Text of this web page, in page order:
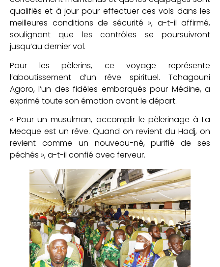
qualifiés et à jour pour effectuer ces vols dans les
meilleures conditions de sécurité », a-t-il affirmé,
soulignant que les contrôles se poursuivront
jusqu’au dernier vol.
Pour les pèlerins, ce voyage représente
l’aboutissement d’un rêve spirituel. Tchagouni
Agoro, l’un des fidèles embarqués pour Médine, a
exprimé toute son émotion avant le départ.
« Pour un musulman, accomplir le pèlerinage à La
Mecque est un rêve. Quand on revient du Hadj, on
revient comme un nouveau-né, purifié de ses
péchés », a-t-il confié avec ferveur.